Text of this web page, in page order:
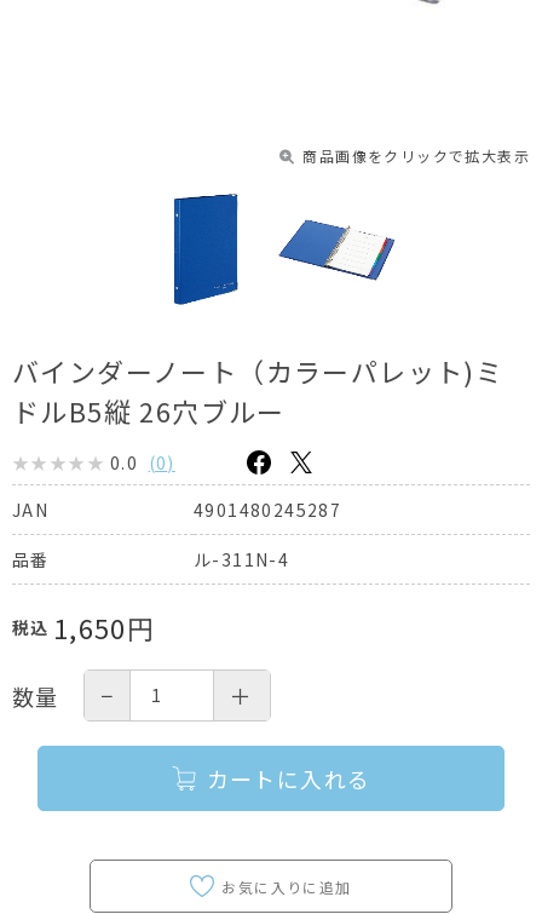
商品画像をクリックで拡大表示
バインダーノート（カラーパレット)ミ
ドルB5縦 26穴ブルー
0.0 (0)
JAN
4901480245287
品番 ル-311N-4
税込 1,650円
数量 − ＋
カートに入れる